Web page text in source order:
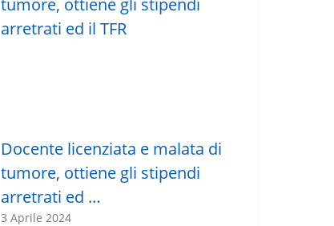
Docente licenziata e malata di
tumore, ottiene gli stipendi
arretrati ed …
3 Aprile 2024